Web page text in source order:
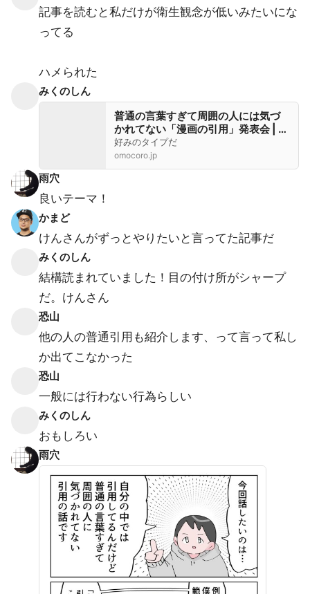
記事を読むと私だけが衛生観念が低いみたいにな
ってる
ハメられた
みくのしん
普通の言葉すぎて周囲の人には気づ
かれてない「漫画の引用」発表会 | オ
モコロ
好みのタイプだ
omocoro.jp
雨穴
良いテーマ！
かまど
けんさんがずっとやりたいと言ってた記事だ
みくのしん
結構読まれていました！目の付け所がシャープ
だ。けんさん
恐山
他の人の普通引用も紹介します、って言って私し
か出てこなかった
恐山
一般には行わない行為らしい
みくのしん
おもしろい
雨穴